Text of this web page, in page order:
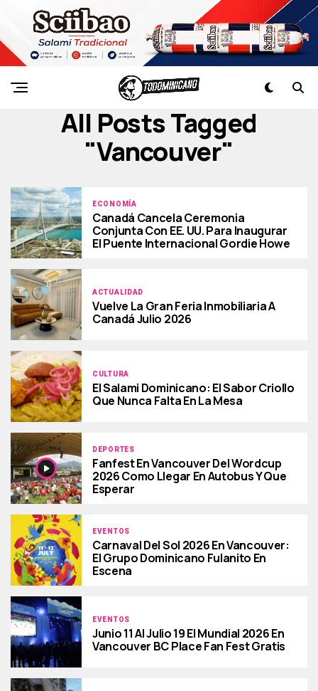
All Posts Tagged
"vancouver"
ECONOMÍA
Canadá Cancela Ceremonia
Conjunta Con EE. UU. Para Inaugurar
El Puente Internacional Gordie Howe
ACTUALIDAD
Vuelve La Gran Feria Inmobiliaria A
Canadá Julio 2026
CULTURA
El Salami Dominicano: El Sabor Criollo
Que Nunca Falta En La Mesa
DEPORTES
Fanfest En Vancouver Del Wordcup
2026 Como Llegar En Autobus Y Que
Esperar
EVENTOS
Carnaval Del Sol 2026 En Vancouver:
El Grupo Dominicano Fulanito En
Escena
EVENTOS
Junio 11 Al Julio 19 El Mundial 2026 En
Vancouver BC Place Fan Fest Gratis